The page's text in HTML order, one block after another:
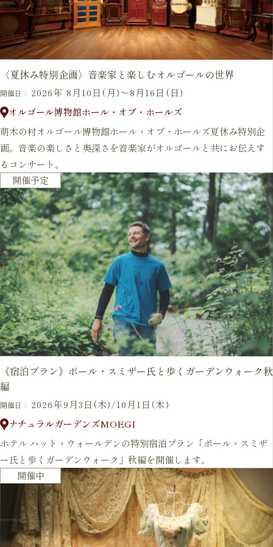
〈夏休み特別企画〉音楽家と楽しむオルゴールの世界
開催日： 2026年 8月10日(月)～8月16日(日)
オルゴール博物館ホール・オブ・ホールズ
萌木の村オルゴール博物館ホール・オブ・ホールズ夏休み特別企
画。音楽の楽しさと奥深さを音楽家がオルゴールと共にお伝えす
るコンサート。
開催予定
《宿泊プラン》ポール・スミザー氏と歩くガーデンウォーク秋
編
開催日： 2026年9月3日(木)/10月1日(木)
ナチュラルガーデンズMOEGI
ホテル ハット・ウォールデンの特別宿泊プラン「ポール・スミザ
ー氏と歩くガーデンウォーク」秋編を開催します。
開催中